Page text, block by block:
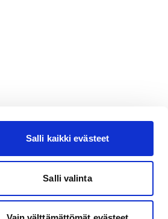
Salli kaikki evästeet
Salli valinta